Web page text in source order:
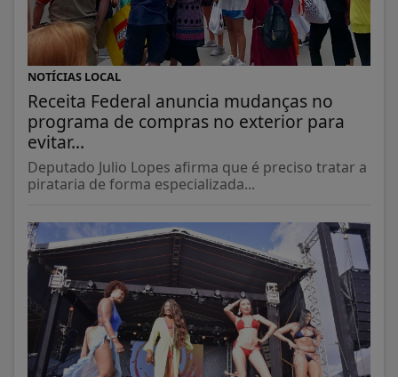
NOTÍCIAS LOCAL
Receita Federal anuncia mudanças no
programa de compras no exterior para
evitar...
Deputado Julio Lopes afirma que é preciso tratar a
pirataria de forma especializada...